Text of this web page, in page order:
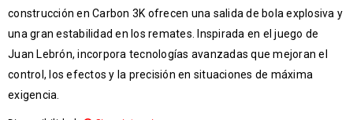
construcción en Carbon 3K ofrecen una salida de bola explosiva y
una gran estabilidad en los remates. Inspirada en el juego de
Juan Lebrón, incorpora tecnologías avanzadas que mejoran el
control, los efectos y la precisión en situaciones de máxima
exigencia.